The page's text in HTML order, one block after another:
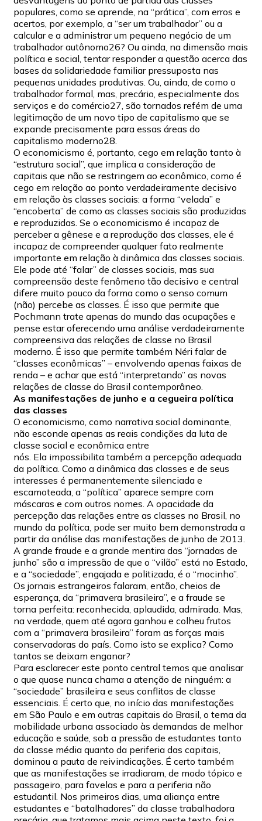
populares, como se aprende, na “prática”, com erros e
acertos, por exemplo, a “ser um trabalhador” ou a
calcular e a administrar um pequeno negócio de um
trabalhador autônomo26? Ou ainda, na dimensão mais
política e social, tentar responder a questão acerca das
bases da solidariedade familiar pressuposta nas
pequenas unidades produtivas. Ou, ainda, de como o
trabalhador formal, mas, precário, especialmente dos
serviços e do comércio27, são tornados refém de uma
legitimação de um novo tipo de capitalismo que se
expande precisamente para essas áreas do
capitalismo moderno28.
O economicismo é, portanto, cego em relação tanto à
“estrutura social”, que implica a consideração de
capitais que não se restringem ao econômico, como é
cego em relação ao ponto verdadeiramente decisivo
em relação às classes sociais: a forma “velada” e
“encoberta” de como as classes sociais são produzidas
e reproduzidas. Se o economicismo é incapaz de
perceber a gênese e a reprodução das classes, ele é
incapaz de compreender qualquer fato realmente
importante em relação à dinâmica das classes sociais.
Ele pode até “falar” de classes sociais, mas sua
compreensão deste fenômeno tão decisivo e central
difere muito pouco da forma como o senso comum
(não) percebe as classes. É isso que permite que
Pochmann trate apenas do mundo das ocupações e
pense estar oferecendo uma análise verdadeiramente
compreensiva das relações de classe no Brasil
moderno. É isso que permite também Néri falar de
“classes econômicas” – envolvendo apenas faixas de
renda – e achar que está “interpretando” as novas
relações de classe do Brasil contemporâneo.
As manifestações de junho e a cegueira política
das classes
O economicismo, como narrativa social dominante,
não esconde apenas as reais condições da luta de
classe social e econômica entre
nós. Ela impossibilita também a percepção adequada
da política. Como a dinâmica das classes e de seus
interesses é permanentemente silenciada e
escamoteada, a “política” aparece sempre com
máscaras e com outros nomes. A opacidade da
percepção das relações entre as classes no Brasil, no
mundo da política, pode ser muito bem demonstrada a
partir da análise das manifestações de junho de 2013.
A grande fraude e a grande mentira das “jornadas de
junho” são a impressão de que o “vilão” está no Estado,
e a “sociedade”, engajada e politizada, é o “mocinho”.
Os jornais estrangeiros falaram, então, cheios de
esperança, da “primavera brasileira”, e a fraude se
torna perfeita: reconhecida, aplaudida, admirada. Mas,
na verdade, quem até agora ganhou e colheu frutos
com a “primavera brasileira” foram as forças mais
conservadoras do país. Como isto se explica? Como
tantos se deixam enganar?
Para esclarecer este ponto central temos que analisar
o que quase nunca chama a atenção de ninguém: a
“sociedade” brasileira e seus conflitos de classe
essenciais. É certo que, no início das manifestações
em São Paulo e em outras capitais do Brasil, o tema da
mobilidade urbana associado às demandas de melhor
educação e saúde, sob a pressão de estudantes tanto
da classe média quanto da periferia das capitais,
dominou a pauta de reivindicações. É certo também
que as manifestações se irradiaram, de modo tópico e
passageiro, para favelas e para a periferia não
estudantil. Nos primeiros dias, uma aliança entre
estudantes e “batalhadores” da classe trabalhadora